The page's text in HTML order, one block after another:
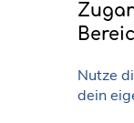
Nutze
dein